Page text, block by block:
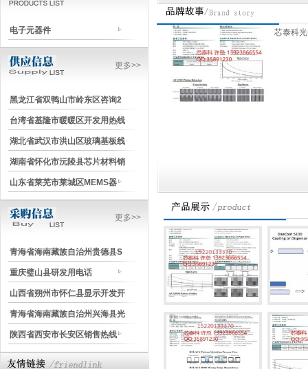
电子元器件
更多>>
黑龙江省双鸭山市岭东区咨询2
台湾省基隆市暖暖区开发用热线
湖北省武汉市洪山区玻璃基板线
湖南省怀化市沅陵县芯片材料销
山东省莱芜市莱城区MEMS器
更多>>
青海省海南藏族自治州贵德县S
重庆璧山县研发用电话
山西省朔州市怀仁县显示开发开
青海省海南藏族自治州兴海县光
陕西省西安市长安区销售热线
芯泰科